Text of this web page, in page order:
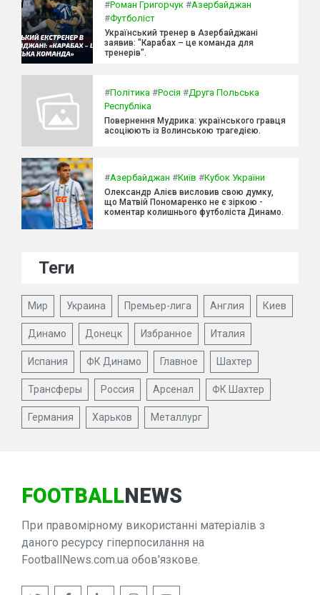
#Роман Григорчук #Азербайджан
#Футболіст
Український тренер в Азербайджані
заявив: "Карабах – це команда для
тренерів".
#Політика #Росія #Друга Польська
Республіка
Повернення Мудрика: українського гравця
асоціюють із Волинською трагедією.
#Азербайджан #Київ #Кубок України
Олександр Алієв висловив свою думку,
що Матвій Пономаренко не є зіркою -
коментар колишнього футболіста Динамо.
Теги
Мир Украина Премьер-лига Англия Киев
Динамо Донецк Избранное Италия
Испания ФК Динамо Главное Шахтер
Трансферы Россия Арсенал ФК Шахтер
Германия Харьков Металлург
FOOTBALLNEWS
При правомірному використанні матеріалів з
даного ресурсу гіперпосилання на
FootballNews.com.ua обов'язкове.